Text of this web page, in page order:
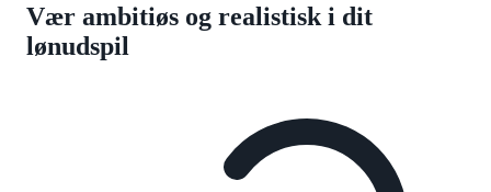
Vær ambitiøs og realistisk i dit
lønudspil